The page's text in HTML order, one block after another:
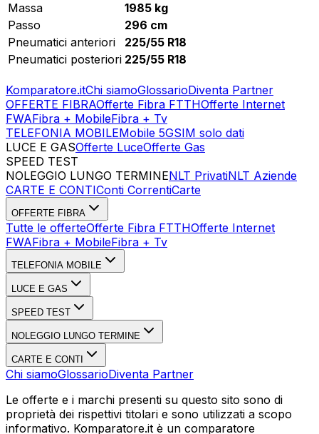
Massa
1985 kg
Passo
296 cm
Pneumatici anteriori
225/55 R18
Pneumatici posteriori 225/55 R18
Komparatore.itChi siamoGlossarioDiventa Partner
OFFERTE FIBRAOfferte Fibra FTTHOfferte Internet
FWAFibra + MobileFibra + Tv
TELEFONIA MOBILEMobile 5GSIM solo dati
LUCE E GASOfferte LuceOfferte Gas
SPEED TEST
NOLEGGIO LUNGO TERMINENLT PrivatiNLT Aziende
CARTE E CONTIConti CorrentiCarte
OFFERTE FIBRA
Tutte le offerteOfferte Fibra FTTHOfferte Internet
FWAFibra + MobileFibra + Tv
TELEFONIA MOBILE
LUCE E GAS
SPEED TEST
NOLEGGIO LUNGO TERMINE
CARTE E CONTI
Chi siamoGlossarioDiventa Partner
Le offerte e i marchi presenti su questo sito sono di
proprietà dei rispettivi titolari e sono utilizzati a scopo
informativo. Komparatore.it è un comparatore